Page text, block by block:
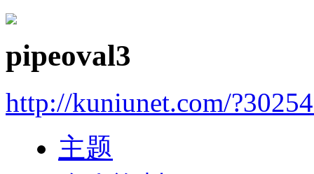
pipeoval3
http://kuniunet.com/
主题